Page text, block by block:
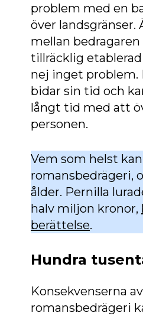
problem med en
över landsgränser.
mellan
tillräcklig
nej inget problem.
bidar sin tid och
långt tid med att
personen.
Vem som helst
romansbedrägeri,
ålder. Pernilla
halv miljon kronor,
berättelse.
Hundra
Konsekvenserna
romansbedrägeri